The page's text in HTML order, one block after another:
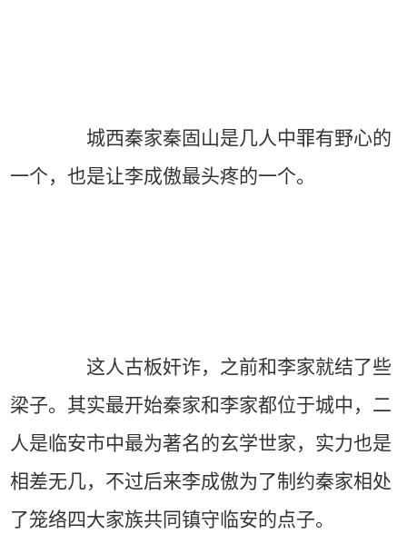
城西秦家秦固山是几人中罪有野心的
一个，也是让李成傲最头疼的一个。
这人古板奸诈，之前和李家就结了些
梁子。其实最开始秦家和李家都位于城中，二
人是临安市中最为著名的玄学世家，实力也是
相差无几，不过后来李成傲为了制约秦家相处
了笼络四大家族共同镇守临安的点子。